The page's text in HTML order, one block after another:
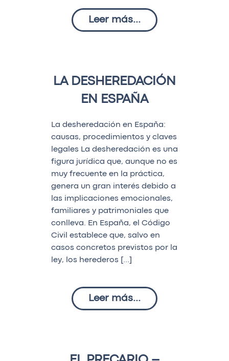
Leer más...
LA DESHEREDACIÓN
EN ESPAÑA
La desheredación en España:
causas, procedimientos y claves
legales La desheredación es una
figura jurídica que, aunque no es
muy frecuente en la práctica,
genera un gran interés debido a
las implicaciones emocionales,
familiares y patrimoniales que
conlleva. En España, el Código
Civil establece que, salvo en
casos concretos previstos por la
ley, los herederos […]
Leer más...